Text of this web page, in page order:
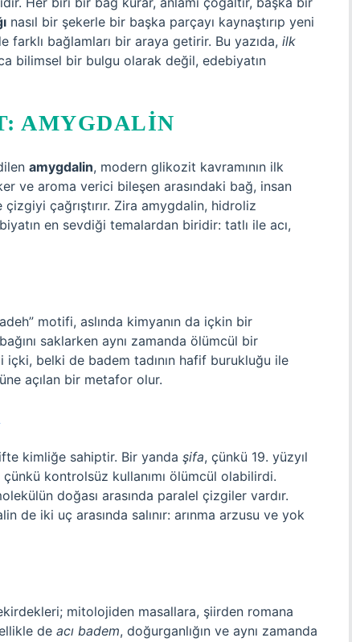
nasıl bir şekerle bir başka parçayı kaynaştırıp yeni
bağlamları bir araya getirir. Bu yazıda, ilk
bilimsel bir bulgu olarak değil, edebiyatın
AMYGDALIN
amygdalin, modern glikozit kavramının ilk
ve aroma verici bileşen arasındaki bağ, insan
çağrıştırır. Zira amygdalin, hidroliz
en sevdiği temalardan biridir: tatlı ile acı,
motifi, aslında kimyanın da içkin bir
saklarken aynı zamanda ölümcül bir
içki, belki de badem tadının hafif burukluğu ile
açılan bir metafor olur.
kimliğe sahiptir. Bir yanda şifa, çünkü 19. yüzyıl
çünkü kontrolsüz kullanımı ölümcül olabilirdi.
doğası arasında paralel çizgiler vardır.
de iki uç arasında salınır: arınma arzusu ve yok
mitolojiden masallara, şiirden romana
de acı badem, doğurganlığın ve aynı zamanda